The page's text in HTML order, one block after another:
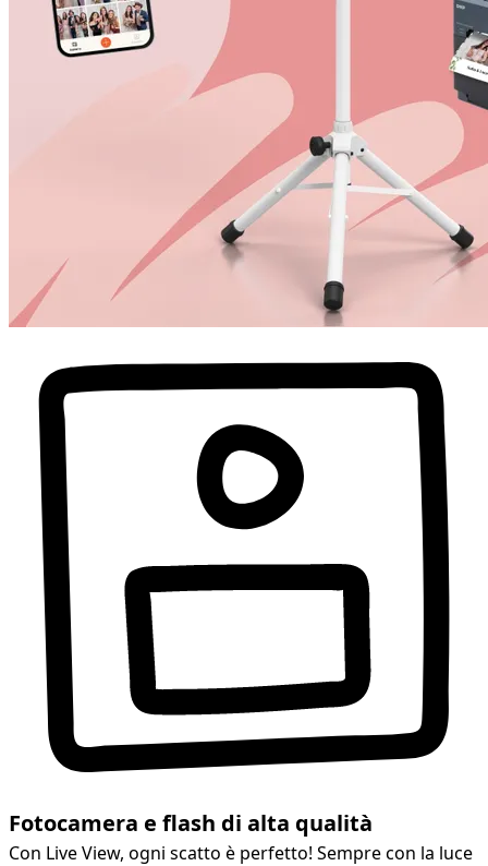
Fotocamera e flash di alta qualità
Con Live View, ogni scatto è perfetto! Sempre con la luce